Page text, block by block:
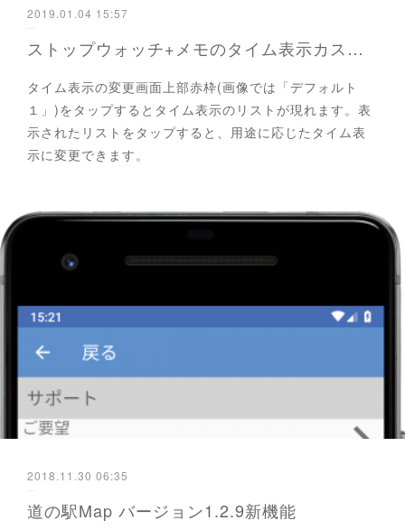
2019.01.04 15:57
ストップウォッチ+メモのタイム表示カスタム
タイム表示の変更画面上部赤枠(画像では「デフォルト
１」)をタップするとタイム表示のリストが現れます。表
示されたリストをタップすると、用途に応じたタイム表
示に変更できます。
2018.11.30 06:35
道の駅Map バージョン1.2.9新機能